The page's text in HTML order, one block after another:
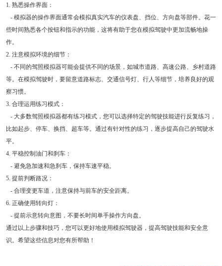
1. 熟悉操作界面：
- 模拟器的操作界面通常会模拟真实汽车的仪表盘、挡位、方向盘等部件。花一
些时间熟悉各个按钮和指示的功能，这将有助于您在模拟驾驶中更加流畅地操
作。
2. 注意模拟环境的细节：
- 不同的驾照模拟器可能会提供不同的场景，如城市道路、高速公路、乡村道路
等。在模拟驾驶时，要留意道路标志、交通信号灯、行人等细节，培养良好的观
察习惯。
3. 合理运用练习模式：
- 大多数驾照模拟器都有练习模式，您可以选择特定的驾驶技能进行反复练习，
比如起步、停车、换挡、超车等。通过有针对性的练习，逐步提高自己的驾驶水
平。
4. 平稳控制油门和刹车：
- 避免急加速和急刹车，保持车速平稳。
5. 提前判断路况：
- 合理变更车道，注意保持与前车的安全距离。
6. 正确使用转向灯：
- 提前示意转向意图，不要长时间单手操作方向盘。
通过以上步骤和技巧，您可以更好地使用模拟驾驶器，提高驾驶技能和安全意
识。希望这些信息对您有所帮助！